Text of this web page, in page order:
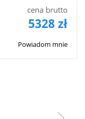
cena brutto
5328 zł
Powiadom mnie